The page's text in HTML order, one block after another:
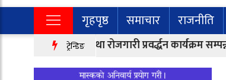
गृहपृष्ठ समाचार राजनीति
ट्रेन्डिङ
तथा रोजगारी प्रवर्द्धन कार्यक्रम सम्पन्न, उत्कृष्ट